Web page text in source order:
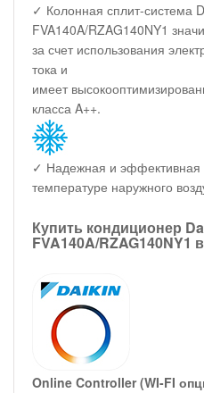
✓ Колонная сплит-система
FVA140A/RZAG140NY1
за счет использования
тока и
имеет
класса A++.
✓ Надежная и эффективная
температуре наружного
Купить кондиционер
FVA140A/RZAG140NY1
Online Controller (WI-FI